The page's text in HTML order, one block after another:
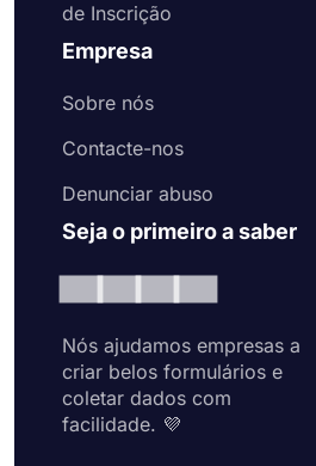
de Inscrição
Empresa
Sobre nós
Contacte-nos
Denunciar abuso
Seja o primeiro a saber
Nós ajudamos empresas a
criar belos formulários e
coletar dados com
facilidade. 💜